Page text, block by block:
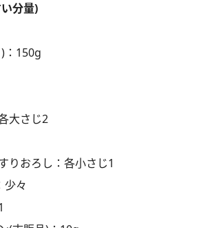
分量)
：150g
大さじ2
りおろし：各小さじ1
少々